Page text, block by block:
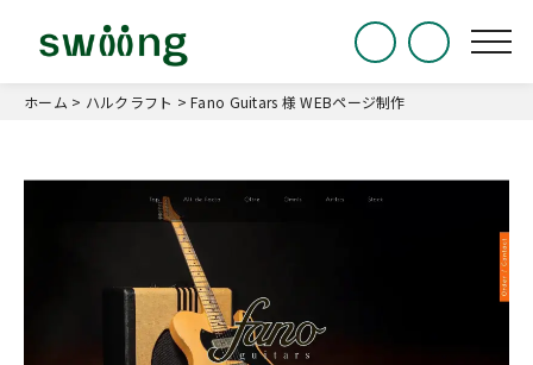
ホーム > ハルクラフト >Fano Guitars 様 WEBページ制作